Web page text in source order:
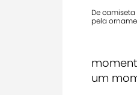
De
pela
um